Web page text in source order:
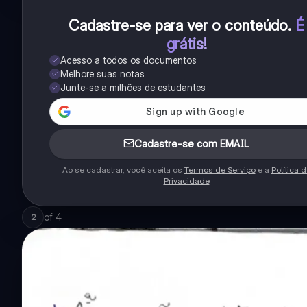
Cadastre-se para ver o conteúdo. É
grátis!
Acesso a todos os documentos
Melhore suas notas
Junte-se a milhões de estudantes
Cadastre-se com EMAIL
Ao se cadastrar, você aceita os Termos de Serviçoe a Política
Privacidade
2 of 4